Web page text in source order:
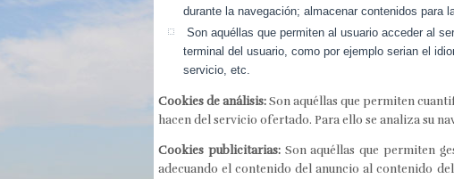
durante la navegación; almacenar contenidos para
Son aquéllas que permiten al usuario acceder al
terminal del usuario, como por ejemplo serian el
servicio, etc.
Cookies de análisis:Son aquéllas que permiten
hacen del servicio ofertado. Para ello se analiza su
Cookies publicitarias:Son aquéllas que permiten
adecuando el contenido del anuncio al contenido